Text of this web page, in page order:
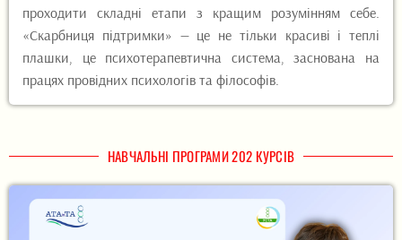
проходити складні етапи з кращим розумінням себе.
«Скарбниця підтримки» — це не тільки красиві і теплі
плашки, це психотерапевтична система, заснована на
працях провідних психологів та філософів.
НАВЧАЛЬНІ ПРОГРАМИ 202 КУРСІВ